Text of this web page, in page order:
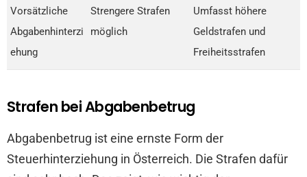
Vorsätzliche
Abgabenhinterzi
ehung
Strengere Strafen
möglich
Umfasst höhere
Geldstrafen und
Freiheitsstrafen
Strafen bei Abgabenbetrug
Abgabenbetrug ist eine ernste Form der
Steuerhinterziehung in Österreich. Die Strafen dafür